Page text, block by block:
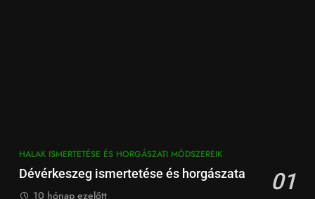
HALAK ISMERTETÉSE ÉS HORGÁSZATI MÓDSZEREIK
Dévérkeszeg ismertetése és horgászata 01
10 hónap ezelőtt